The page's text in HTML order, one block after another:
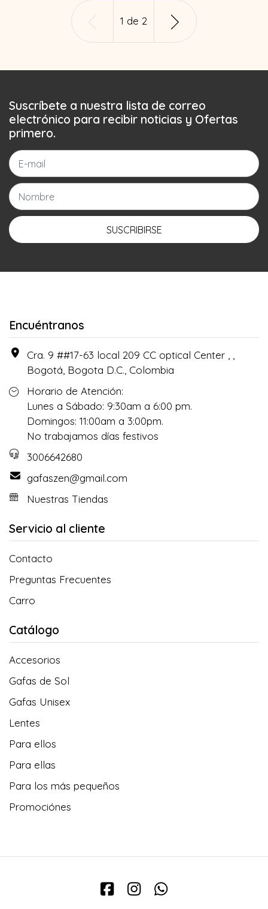
1 de 2
Suscríbete a nuestra lista de correo
electrónico para recibir noticias y Ofertas
primero.
SUSCRIBIRSE
Encuéntranos
Cra. 9 ##17-63 local 209 CC optical Center , ,
Bogotá, Bogota D.C., Colombia
Horario de Atención:
Lunes a Sábado: 9:30am a 6:00 pm.
Domingos: 11:00am a 3:00pm.
No trabajamos días festivos
3006642680
gafaszen@gmail.com
Nuestras Tiendas
Servicio al cliente
Contacto
Preguntas Frecuentes
Carro
Catálogo
Accesorios
Gafas de Sol
Gafas Unisex
Lentes
Para ellos
Para ellas
Para los más pequeños
Promociónes